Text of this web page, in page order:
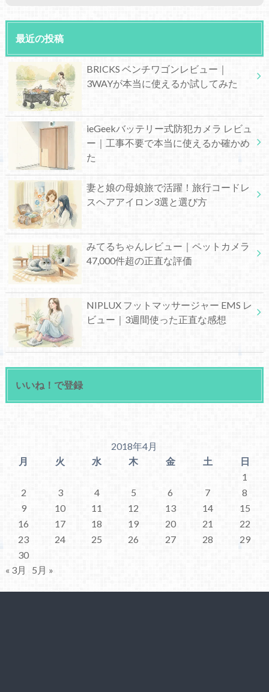
最近の投稿
BRICKS ベンチワゴンレビュー｜
3WAYが本当に使えるか試してみた
ieGeekバッテリー式防犯カメラ レビュ
ー｜工事不要で本当に使えるか確かめ
た
妻と娘の母娘旅で活躍！旅行コードレ
スヘアアイロン3選と選び方
みてるちゃんレビュー｜ペットカメラ
47,000件超の正直な評価
NIPLUX フットマッサージャー EMS レ
ビュー｜3週間使った正直な感想
いいね！で登録
2018年4月
月
火 水 木 金 土
日
1
2
3 4 5 6 7
8
9
10 11 12 13 14
15
16
17 18 19 20 21
22
23
24 25 26 27 28
29
30
« 3月
5月 »